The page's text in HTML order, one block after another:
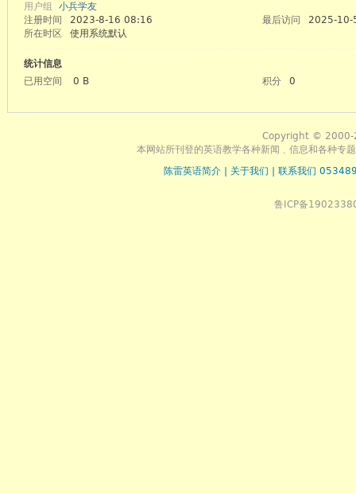
用户组 小兵学友
注册时间
2023-8-16 08:16 最后访问
2025-10-
所在时区
使用系统默认
统计信息
已用空间
0 B 积分 0
Copyright © 2000-
本网站所刊登的英语教学各种新闻﹑信息和各种专
陈雷英语简介
关于我们 联系我们
鲁ICP备